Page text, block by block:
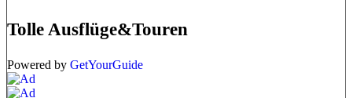
Tolle Ausflüge&Touren
Powered by GetYourGuide